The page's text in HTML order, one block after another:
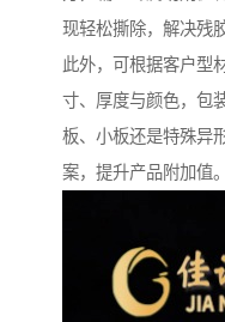
现轻松撕除，解决残
此外，可根据客户型
寸、厚度与颜色，包
板、小板还是特殊异
案，提升产品附加值。